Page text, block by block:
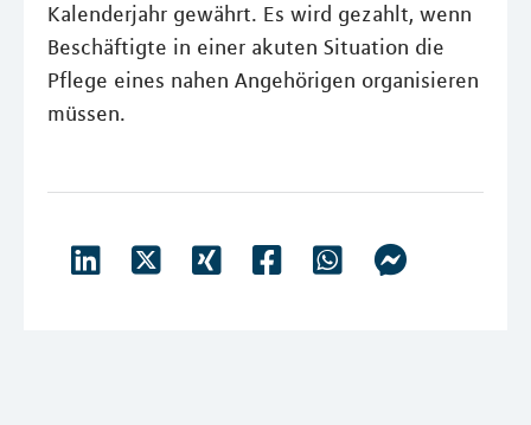
Kalenderjahr gewährt. Es wird gezahlt, wenn
Beschäftigte in einer akuten Situation die
Pflege eines nahen Angehörigen organisieren
müssen.